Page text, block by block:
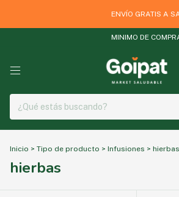
ENVÍO GRATIS A
MINIMO DE
Inicio > Tipo de producto > Infusiones > hierbas
hierbas